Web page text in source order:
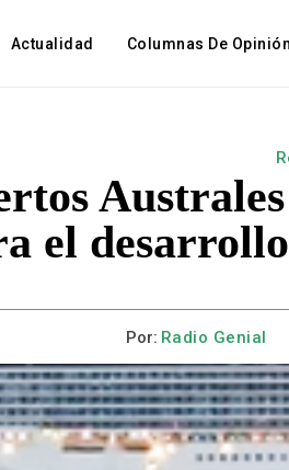
Actualidad Columnas De Opinión
el
Por: Radio Genial